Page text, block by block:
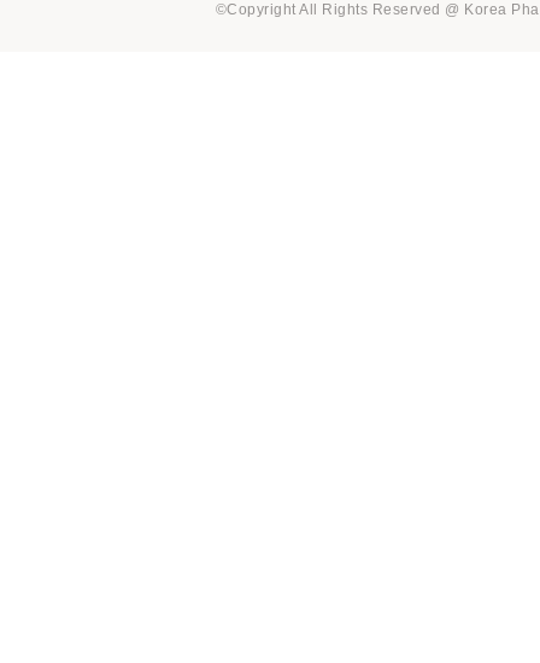
©Copyright All Rights Reserved @ Korea